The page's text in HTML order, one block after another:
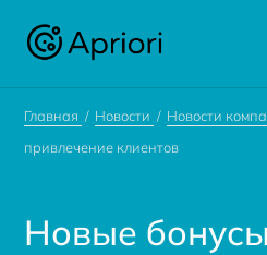
Главная Новости Новости
привлечение клиентов
Новые